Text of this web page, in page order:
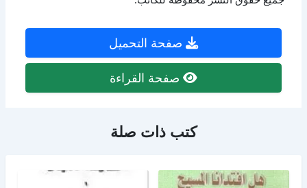
صفحة التحميل
صفحة القراءة
كتب ذات صلة